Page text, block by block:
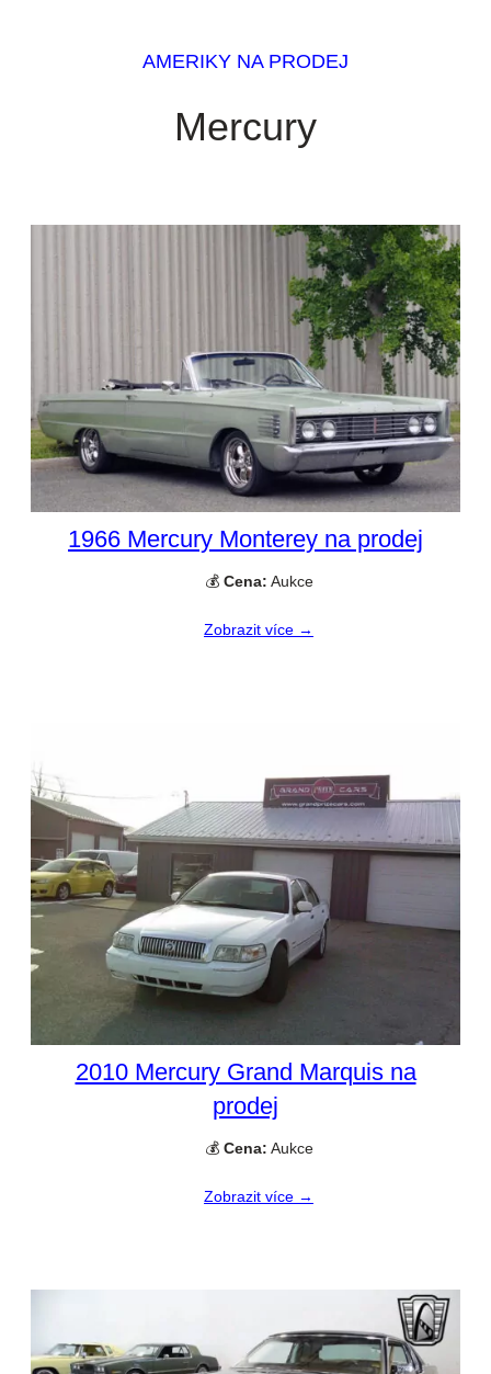
AMERIKY NA PRODEJ
Mercury
1966 Mercury Monterey na prodej
💰 Cena: Aukce
Zobrazit více →
2010 Mercury Grand Marquis na
prodej
💰 Cena: Aukce
Zobrazit více →